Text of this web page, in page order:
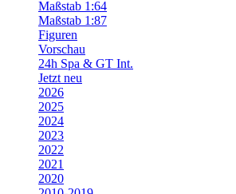
Maßstab 1:64
Maßstab 1:87
Figuren
Vorschau
24h Spa & GT Int.
Jetzt neu
2026
2025
2024
2023
2022
2021
2020